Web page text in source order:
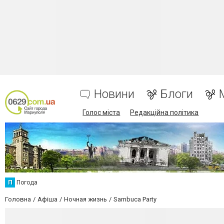
Новини Блоги
Голос міста Редакційна політика
П Погода
Головна Афіша Ночная жизнь Sambuca Party